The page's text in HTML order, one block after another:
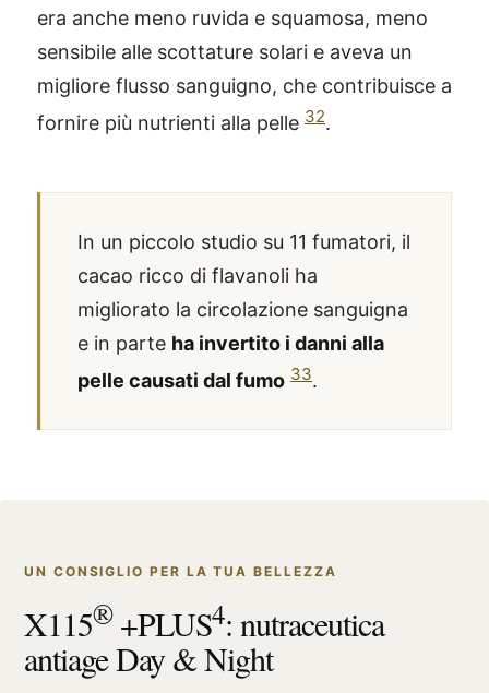
era anche meno ruvida e squamosa, meno
sensibile alle scottature solari e aveva un
migliore flusso sanguigno, che contribuisce a
fornire più nutrienti alla pelle 32.
In un piccolo studio su 11 fumatori, il
cacao ricco di flavanoli ha
migliorato la circolazione sanguigna
e in parte ha invertito i danni alla
pelle causati dal fumo 33.
UN CONSIGLIO PER LA TUA BELLEZZA
X115®+PLUS4: nutraceutica
antiage Day & Night